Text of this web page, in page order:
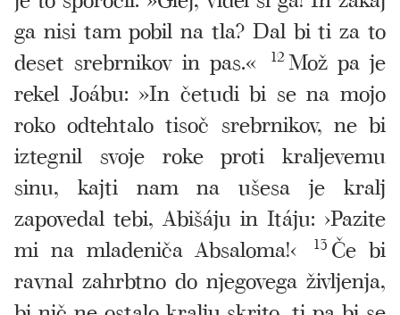
ga nisi tam pobil na tla? Dal bi ti za to
deset srebrnikov in pas.«
12Mož pa je
rekel Joábu: »In četudi bi se na mojo
roko odtehtalo tisoč srebrnikov, ne bi
iztegnil svoje roke proti kraljevemu
sinu, kajti nam na ušesa je kralj
zapovedal tebi, Abišáju in Itáju: ›Pazite
mi na mladeniča Absaloma!‹
13 Če bi
ravnal zahrbtno do njegovega življenja,